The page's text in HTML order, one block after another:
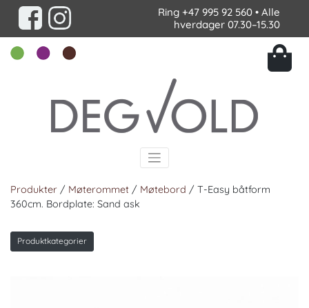
Ring +47 995 92 560 • Alle
hverdager 07.30–15.30
Produkter / Møterommet / Møtebord / T-Easy båtform
360cm. Bordplate: Sand ask
Produktkategorier